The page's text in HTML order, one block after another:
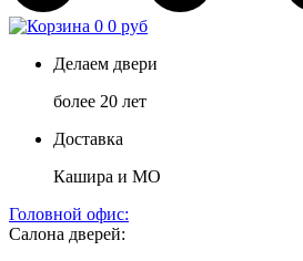
0 0 руб
Делаем двери
более 20 лет
Доставка
Кашира и МО
Головной офис:
Салона дверей: